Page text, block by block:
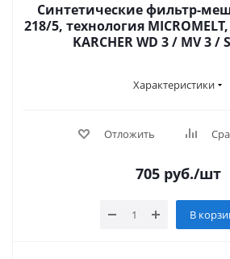
Синтетические фильтр-
218/5, технология
KARCHER WD 3 / MV 3 /
Характеристики
Отложить
705руб./шт
В